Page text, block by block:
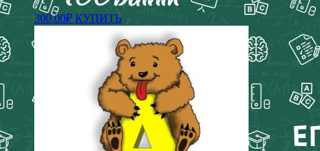
300.00₽ КУПИТЬ
товар
имеет
несколько
вариаций.
Опции
можно
выбрать
на
странице
товара.